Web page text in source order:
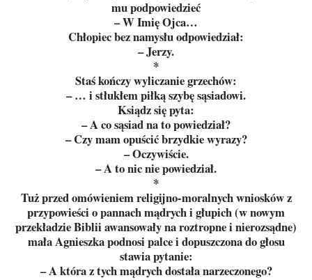
mu podpowiedzieć
– W Imię Ojca…
Chłopiec bez namysłu odpowiedział:
– Jerzy.
*
Staś kończy wyliczanie grzechów:
– … i stłukłem piłką szybę sąsiadowi.
Ksiądz się pyta:
– A co sąsiad na to powiedział?
– Czy mam opuścić brzydkie wyrazy?
– Oczywiście.
– A to nic nie powiedział.
*
Tuż przed omówieniem religijno-moralnych wniosków z
przypowieści o pannach mądrych i głupich (w nowym
przekładzie Biblii awansowały na roztropne i nierozsądne)
mała Agnieszka podnosi palce i dopuszczona do głosu
stawia pytanie:
– A która z tych mądrych dostała narzeczonego?